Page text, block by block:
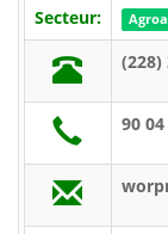
Secteur:
(228)
90